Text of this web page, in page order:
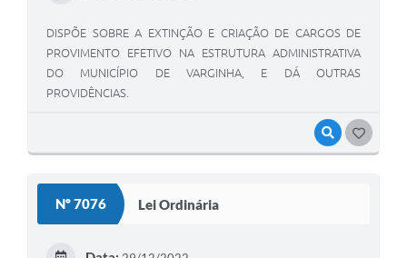
VISUALIZAR
DISPÕE SOBRE A EXTINÇÃO E CRIAÇÃO DE CARGOS DE
PROVIMENTO EFETIVO NA ESTRUTURA ADMINISTRATIVA
DO MUNICÍPIO DE VARGINHA, E DÁ OUTRAS
PROVIDÊNCIAS.
Nº 7076 Lei Ordinária